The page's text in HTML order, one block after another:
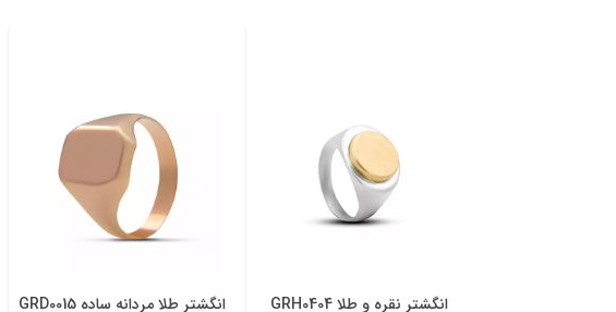
انگشتر نقره و طلا GRH0404 انگشتر طلا مردانه ساده GRD0015